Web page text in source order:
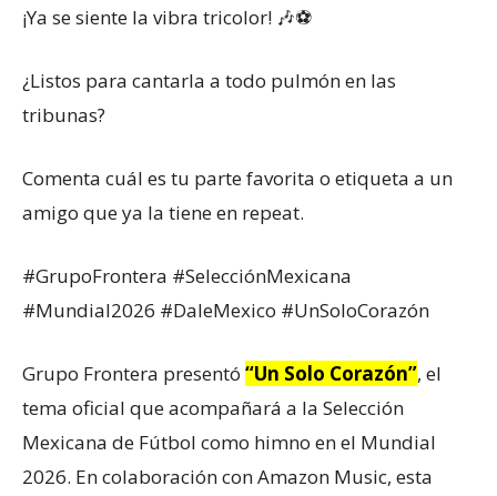
¡Ya se siente la vibra tricolor! 🎶⚽
¿Listos para cantarla a todo pulmón en las
tribunas?
Comenta cuál es tu parte favorita o etiqueta a un
amigo que ya la tiene en repeat.
#GrupoFrontera #SelecciónMexicana
#Mundial2026 #DaleMexico #UnSoloCorazón
Grupo Frontera presentó “Un Solo Corazón”, el
tema oficial que acompañará a la Selección
Mexicana de Fútbol como himno en el Mundial
2026. En colaboración con Amazon Music, esta